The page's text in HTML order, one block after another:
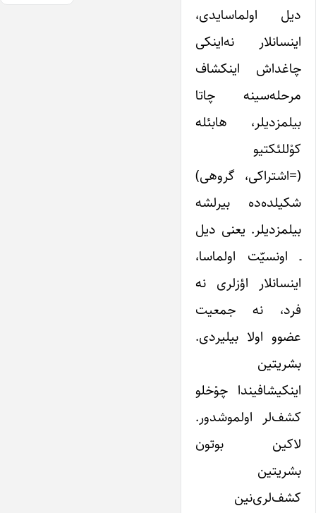
دیل اولماسایدی،
اینسانلار نه‌اینکی
چاغداش اینکشاف
مرحله‌سینه چاتا
بیلمزدیلر، هابئله
کوْللئکتیو
(=اشتراکی، گروهی)
شکیلده‌ده بیرلشه
بیلمزدیلر. یعنی دیل
ـ اونسیّت اولماسا،
اینسانلار اؤزلری‌ نه
‌فرد، نه‌ جمعیت
عضوو اولا بیلیردی.
بشریتین
اینکیشافیندا چوْخلو
کشف‌لر اولموشدور.
لاکین بوتون
بشریتین
کشف‌لری‌نین